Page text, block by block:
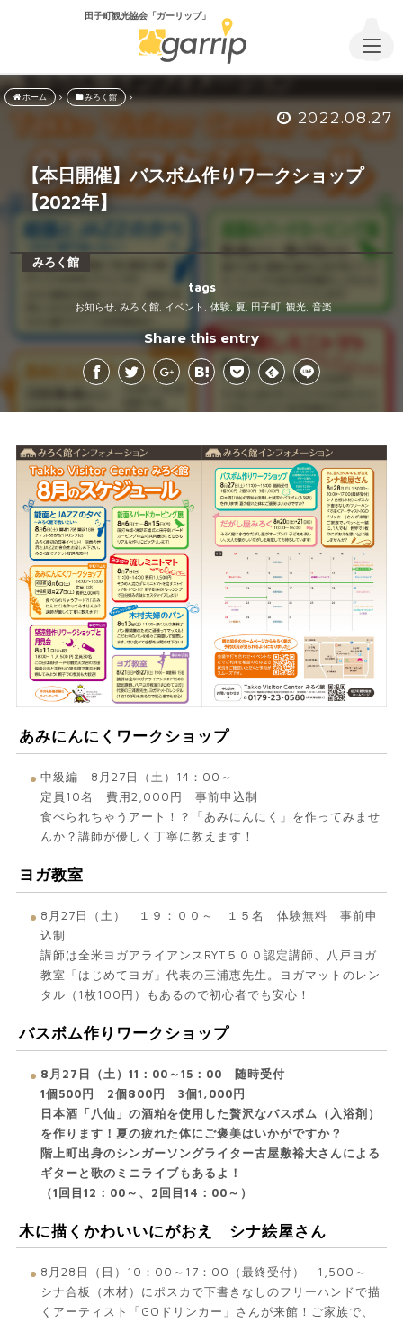
田子町観光協会「ガーリップ」
ホーム みろく館
2022.08.27
【本日開催】バスボム作りワークショップ
【2022年】
みろく館
tags
お知らせ, みろく館, イベント 体験, 夏 田子町 観光 音楽
Share this entry
あみにんにくワークショップ
中級編 8月27日（土）14：00～
定員10名 費用2,000円 事前申込制
食べられちゃうアート！？「あみにんにく」を作ってみませ
んか？講師が優しく丁寧に教えます！
ヨガ教室
8月27日（土） １９：００～ １５名 体験無料 事前申
込制
講師は全米ヨガアライアンスRYT５００認定講師、八戸ヨガ
教室「はじめてヨガ」代表の三浦恵先生。ヨガマットのレン
タル（1枚100円）もあるので初心者でも安心！
バスボム作りワークショップ
8月27日（土）11：00～15：00 随時受付
1個500円 2個800円 3個1,000円
日本酒「八仙」の酒粕を使用した贅沢なバスボム（入浴剤）
を作ります！夏の疲れた体にご褒美はいかがですか？
階上町出身のシンガーソングライター古屋敷裕大さんによる
ギターと歌のミニライブもあるよ！
（1回目12：00～、2回目14：00～）
木に描くかわいいにがおえ シナ絵屋さん
8月28日（日）10：00～17：00（最終受付） 1,500～
シナ合板（木材）にポスカで下書きなしのフリーハンドで描
くアーティスト「GOドリンカー」さんが来館！ご家族で、